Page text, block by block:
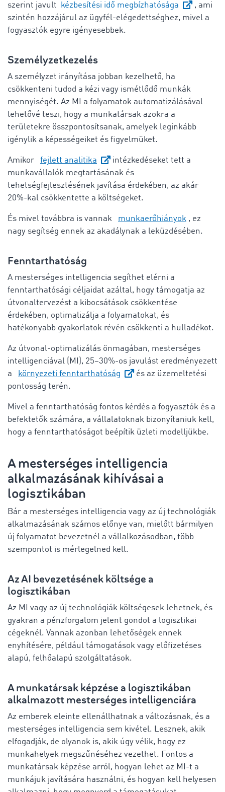
szerint javult
kézbesítési idő megbízhatósága
, ami
szintén hozzájárul az ügyfél-elégedettséghez, mivel a
fogyasztók egyre igényesebbek.
Személyzetkezelés
A személyzet irányítása jobban kezelhető, ha
csökkenteni tudod a kézi vagy ismétlődő munkák
mennyiségét. Az MI a folyamatok automatizálásával
lehetővé teszi, hogy a munkatársak azokra a
területekre összpontosítsanak, amelyek leginkább
igénylik a képességeiket és figyelmüket.
Amikor fejlett analitika
intézkedéseket tett a
munkavállalók megtartásának és
tehetségfejlesztésének javítása érdekében, az akár
20%-kal csökkentette a költségeket.
És mivel továbbra is vannak munkaerőhiányok , ez
nagy segítség ennek az akadálynak a leküzdésében.
Fenntarthatóság
A mesterséges intelligencia segíthet elérni a
fenntarthatósági céljaidat azáltal, hogy támogatja az
útvonaltervezést a kibocsátások csökkentése
érdekében, optimalizálja a folyamatokat, és
hatékonyabb gyakorlatok révén csökkenti a hulladékot.
Az útvonal-optimalizálás önmagában, mesterséges
intelligenciával (MI), 25–30%-os javulást eredményezett
a
környezeti fenntarthatóság
és az üzemeltetési
pontosság terén.
Mivel a fenntarthatóság fontos kérdés a fogyasztók és a
befektetők számára, a vállalatoknak bizonyítaniuk kell,
hogy a fenntarthatóságot beépítik üzleti modelljükbe.
A mesterséges intelligencia
alkalmazásának kihívásai a
logisztikában
Bár a mesterséges intelligencia vagy az új technológiák
alkalmazásának számos előnye van, mielőtt bármilyen
új folyamatot bevezetnél a vállalkozásodban, több
szempontot is mérlegelned kell.
Az AI bevezetésének költsége a
logisztikában
Az MI vagy az új technológiák költségesek lehetnek, és
gyakran a pénzforgalom jelent gondot a logisztikai
cégeknél. Vannak azonban lehetőségek ennek
enyhítésére, például támogatások vagy előfizetéses
alapú, felhőalapú szolgáltatások.
A munkatársak képzése a logisztikában
alkalmazott mesterséges intelligenciára
Az emberek eleinte ellenállhatnak a változásnak, és a
mesterséges intelligencia sem kivétel. Lesznek, akik
elfogadják, de olyanok is, akik úgy vélik, hogy ez
munkahelyek megszűnéséhez vezethet. Fontos a
munkatársak képzése arról, hogyan lehet az MI-t a
munkájuk javítására használni, és hogyan kell helyesen